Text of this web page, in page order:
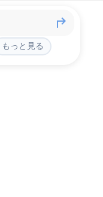
もっと見る